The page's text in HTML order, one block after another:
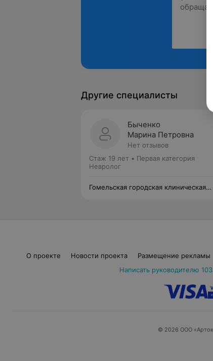
Другие специалисты
Быченко
Марина Петровна
Нет отзывов
Стаж 19 лет • Первая категория
Невролог
Гомельская городская клиническая
О проекте Новости проекта Размещение рекламы
Написать руководителю
© 2026 ООО